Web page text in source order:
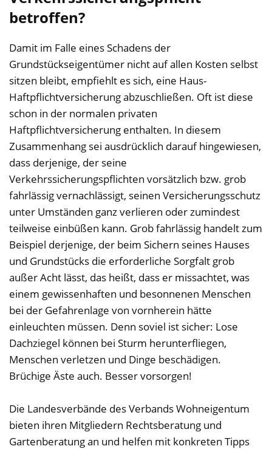
betroffen?
Damit im Falle eines Schadens der
Grundstückseigentümer nicht auf allen Kosten selbst
sitzen bleibt, empfiehlt es sich, eine Haus-
Haftpflichtversicherung abzuschließen. Oft ist diese
schon in der normalen privaten
Haftpflichtversicherung enthalten. In diesem
Zusammenhang sei ausdrücklich darauf hingewiesen,
dass derjenige, der seine
Verkehrssicherungspflichten vorsätzlich bzw. grob
fahrlässig vernachlässigt, seinen Versicherungsschutz
unter Umständen ganz verlieren oder zumindest
teilweise einbüßen kann. Grob fahrlässig handelt zum
Beispiel derjenige, der beim Sichern seines Hauses
und Grundstücks die erforderliche Sorgfalt grob
außer Acht lässt, das heißt, dass er missachtet, was
einem gewissenhaften und besonnenen Menschen
bei der Gefahrenlage von vornherein hätte
einleuchten müssen. Denn soviel ist sicher: Lose
Dachziegel können bei Sturm herunterfliegen,
Menschen verletzen und Dinge beschädigen.
Brüchige Äste auch. Besser vorsorgen!
Die Landesverbände des Verbands Wohneigentum
bieten ihren Mitgliedern Rechtsberatung und
Gartenberatung an und helfen mit konkreten Tipps